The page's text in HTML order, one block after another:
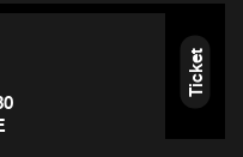
Ticket